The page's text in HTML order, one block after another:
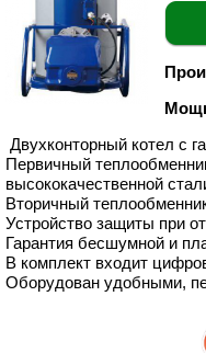
Двухконторный котел с
Первичный
высококачественной
Вторичный
Устройство защиты при
Гарантия бесшумной и
В комплект входит
Оборудован удобными,